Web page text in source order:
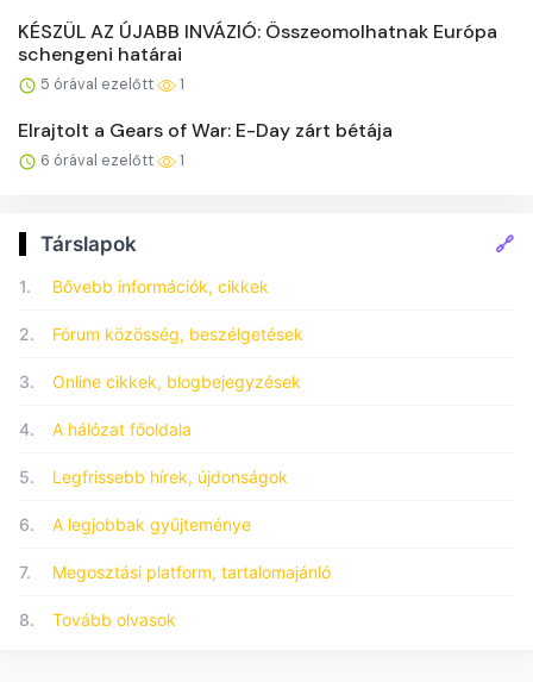
KÉSZÜL AZ ÚJABB INVÁZIÓ: Összeomolhatnak Európa
schengeni határai
5 órával ezelőtt 1
Elrajtolt a Gears of War: E-Day zárt bétája
6 órával ezelőtt 1
Társlapok 🔗
1. Bővebb információk, cikkek
2. Fórum közösség, beszélgetések
3. Online cikkek, blogbejegyzések
4. A hálózat főoldala
5. Legfrissebb hírek, újdonságok
6. A legjobbak gyűjteménye
7. Megosztási platform, tartalomajánló
8. Tovább olvasok